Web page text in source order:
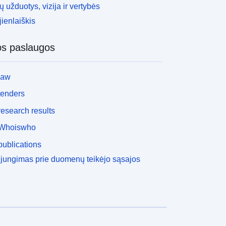
užduotys, vizija ir vertybės
paslaugos
results
prie duomenų teikėjo sąsajos